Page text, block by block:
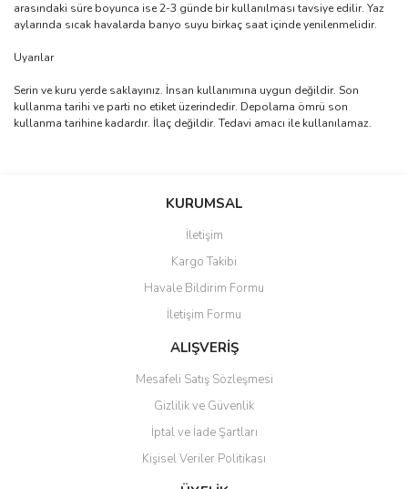
arasındaki süre boyunca ise 2-3 günde bir kullanılması tavsiye edilir. Yaz
aylarında sıcak havalarda banyo suyu birkaç saat içinde yenilenmelidir.
Uyarılar
Serin ve kuru yerde saklayınız. İnsan kullanımına uygun değildir. Son
kullanma tarihi ve parti no etiket üzerindedir. Depolama ömrü son
kullanma tarihine kadardır. İlaç değildir. Tedavi amacı ile kullanılamaz.
Bu ürüne ilk yorumu siz yapın!
Ürün resmi kalitesiz, bozuk veya görüntülenemiyor.
Ürün açıklamasında eksik bilgiler bulunuyor.
Ürün bilgilerinde hatalar bulunuyor.
Ürün fiyatı diğer sitelerden daha pahalı.
KURUMSAL
İletişim
Kargo Takibi
Havale Bildirim Formu
İletişim Formu
ALIŞVERİŞ
Mesafeli Satış Sözleşmesi
Gizlilik ve Güvenlik
İptal ve İade Şartları
Kişisel Veriler Politikası